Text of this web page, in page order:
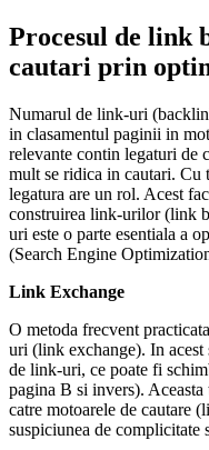
Procesul de link
cautari prin
Numarul de link-uri
in clasamentul paginii in
relevante contin legaturi de
mult se ridica in cautari. Cu
legatura are un rol. Acest
construirea link-urilor (link
uri este o parte esentiala a
(Search Engine
Link Exchange
O metoda frecvent
uri (link exchange). In acest
de link-uri, ce poate fi
pagina B si invers).
catre motoarele de cautare
suspiciunea de complicitate